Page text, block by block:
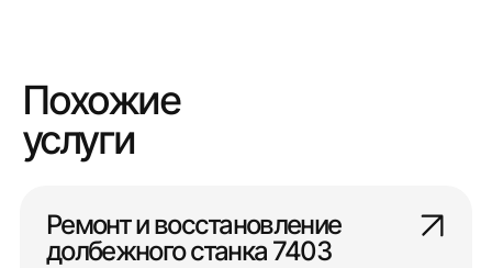
Похожие
услуги
Ремонт и восстановление
долбежного станка 7403